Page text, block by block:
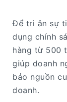
Để tri ân sự
dụng chính
hàng từ 500
giúp doanh
bảo nguồn
doanh.